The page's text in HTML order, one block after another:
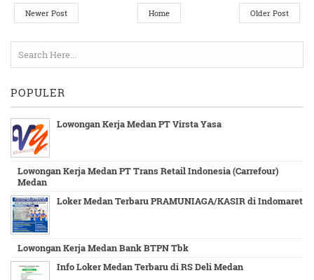
Newer Post Older Post
Home
POPULER
Lowongan Kerja Medan PT Virsta Yasa
Lowongan Kerja Medan PT Trans Retail Indonesia (Carrefour)
Medan
Loker Medan Terbaru PRAMUNIAGA/KASIR di Indomaret
Lowongan Kerja Medan Bank BTPN Tbk
Info Loker Medan Terbaru di RS Deli Medan